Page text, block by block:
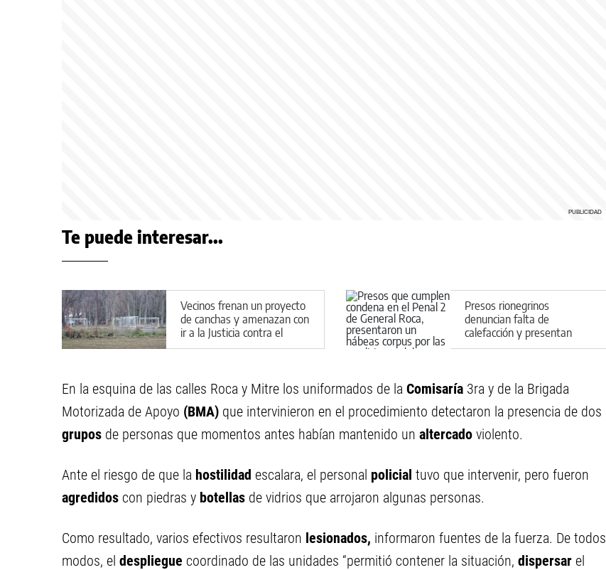
Te puede interesar...
Vecinos frenan un proyecto
de canchas y amenazan con
ir a la Justicia contra el
Municipio
Presos rionegrinos
denuncian falta de
calefacción y presentan
hábeas corpus
En la esquina de las calles Roca y Mitre los uniformados de la Comisaría 3ra y de la Brigada
Motorizada de Apoyo (BMA) que intervinieron en el procedimiento detectaron la presencia de dos
grupos de personas que momentos antes habían mantenido un altercado violento.
Ante el riesgo de que la hostilidad escalara, el personal policial tuvo que intervenir, pero fueron
agredidos con piedras y botellas de vidrios que arrojaron algunas personas.
Como resultado, varios efectivos resultaron lesionados, informaron fuentes de la fuerza. De todos
modos, el despliegue coordinado de las unidades “permitió contener la situación, dispersar el